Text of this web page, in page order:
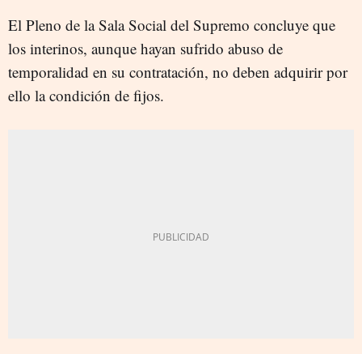
El Pleno de la Sala Social del Supremo concluye que
los interinos, aunque hayan sufrido abuso de
temporalidad en su contratación, no deben adquirir por
ello la condición de fijos.